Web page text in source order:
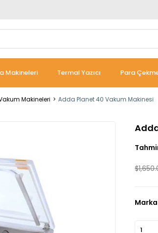
Makineleri Termal Yazıcı Para
Makineleri Adda Planet 40 Vakum Makinesi
Marka